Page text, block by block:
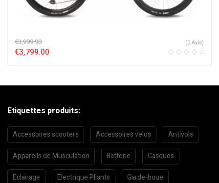
€3,999.90
€3,799.00
(0 Avis)
Etiquettes produits:
Accessoires scooters Accessoires velos Antivols
Appareils de Musculation Batterie Casques
Eclairage Electrique Pliants Garde-boue